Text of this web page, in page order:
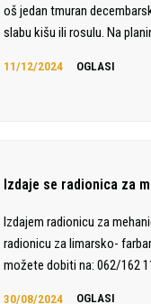
oš jedan tmuran
slabu kišu ili rosulu. Na
11/12/2024 OGLASI
Izdaje se radionica za
Izdajem radionicu za
radionicu za limarsko-
možete dobiti na: 062/162
30/08/2024 OGLASI